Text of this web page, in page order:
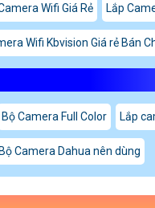
Wifi Giá Rẻ Lắp
Wifi Kbvision Giá rẻ Bán
Bộ Camera Full Color Lắp
Camera Dahua nên dùng